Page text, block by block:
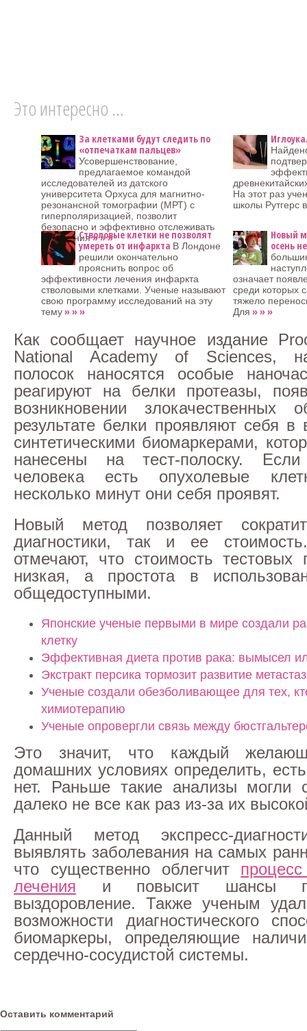
Это интересно ...
За клетками будут следить по
«отпечаткам пальцев»
Усовершенствование,
предлагаемое командой
исследователей из датского
университета Орхуса для магнитно-
резонансной томографии (МРТ) с
гиперполяризацией, позволит
безопасно и эффективно отслеживать
изменения» » »
На этот раз
школы Рутгерс
Стволовые клетки не позволят
умереть от инфаркта В Лондоне
решили окончательно
прояснить вопрос об
эффективности лечения инфаркта
стволовыми клетками. Ученые называют
свою программу исследований на эту
тему» » »
Новый
осень
означает
среди которых
тяжело
Для » » »
Как сообщает научное издание
National Academy of Sciences,
полосок наносятся особые
реагируют на белки протеазы,
возникновении злокачественных
результате белки проявляют себя в
синтетическими биомаркерами,
нанесены на тест-полоску.
человека есть опухолевые
несколько минут они себя проявят.
Новый метод позволяет
диагностики, так и ее
отмечают, что стоимость тестовых
низкая, а простота в
общедоступными.
Японские ученые первыми в мире создали
клетку
Эффективная диета против рака: вымысел
Экстракт персика тормозит развитие
Ученые создали обезболивающее для тех,
химиотерапию
Ученые опровергли связь между
Это значит, что каждый
домашних условиях определить,
нет. Раньше такие анализы могли
далеко не все как раз из-за их
Данный метод экспресс-
выявлять заболевания на самых
что существенно облегчит
лечения и повысит шансы
выздоровление. Также ученым
возможности диагностического
биомаркеры, определяющие
сердечно-сосудистой системы.
Оставить комментарий